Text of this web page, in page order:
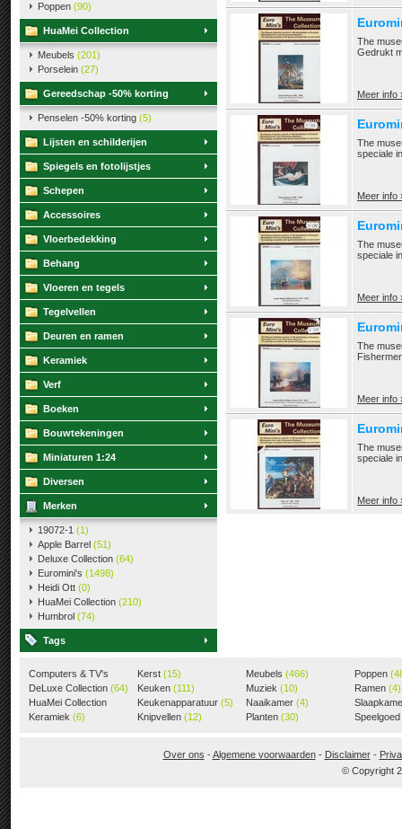
Poppen (90)
HuaMei Collection
Meubels (201)
Porselein (27)
Gereedschap -50% korting
Penselen -50% korting (5)
Lijsten en schilderijen
Spiegels en fotolijstjes
Schepen
Accessoires
Vloerbedekking
Behang
Vloeren en tegels
Tegelvellen
Deuren en ramen
Keramiek
Verf
Boeken
Bouwtekeningen
Miniaturen 1:24
Diversen
Merken
19072-1 (1)
Apple Barrel (51)
Deluxe Collection (64)
Euromini's (1498)
Heidi Ott (0)
HuaMei Collection (210)
Humbrol (74)
Tags
The
Gedrukt
Meer info
The
speciale
Meer info
The
speciale
Meer info
The
Meer info
The
speciale
Meer info
Computers & TV's
(18)
DeLuxe Collection (64)
HuaMei Collection
(205)
Keramiek (6)
Kerst (15)
Keuken (111)
Keukenapparatuur (5)
Knipvellen (12)
Meubels (466)
Muziek (10)
Naaikamer (4)
Planten (30)
Poppen
Ramen (4)
Speelgoed
Over ons -Algemene voorwaarden- Disclaimer-
© Copyright